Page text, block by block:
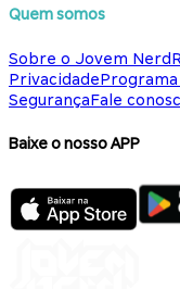
Quem somos
Sobre o Jovem Nerd
Privacidade
SegurançaFale
Baixe o nosso APP